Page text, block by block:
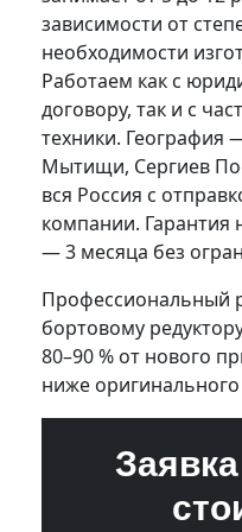
зависимости от
необходимости
Работаем как с
договору, так и с
техники. География
Мытищи, Сергиев
вся Россия с
компании.
— 3 месяца без
Профессиональный
бортовому
80–90 % от нового
ниже оригинального